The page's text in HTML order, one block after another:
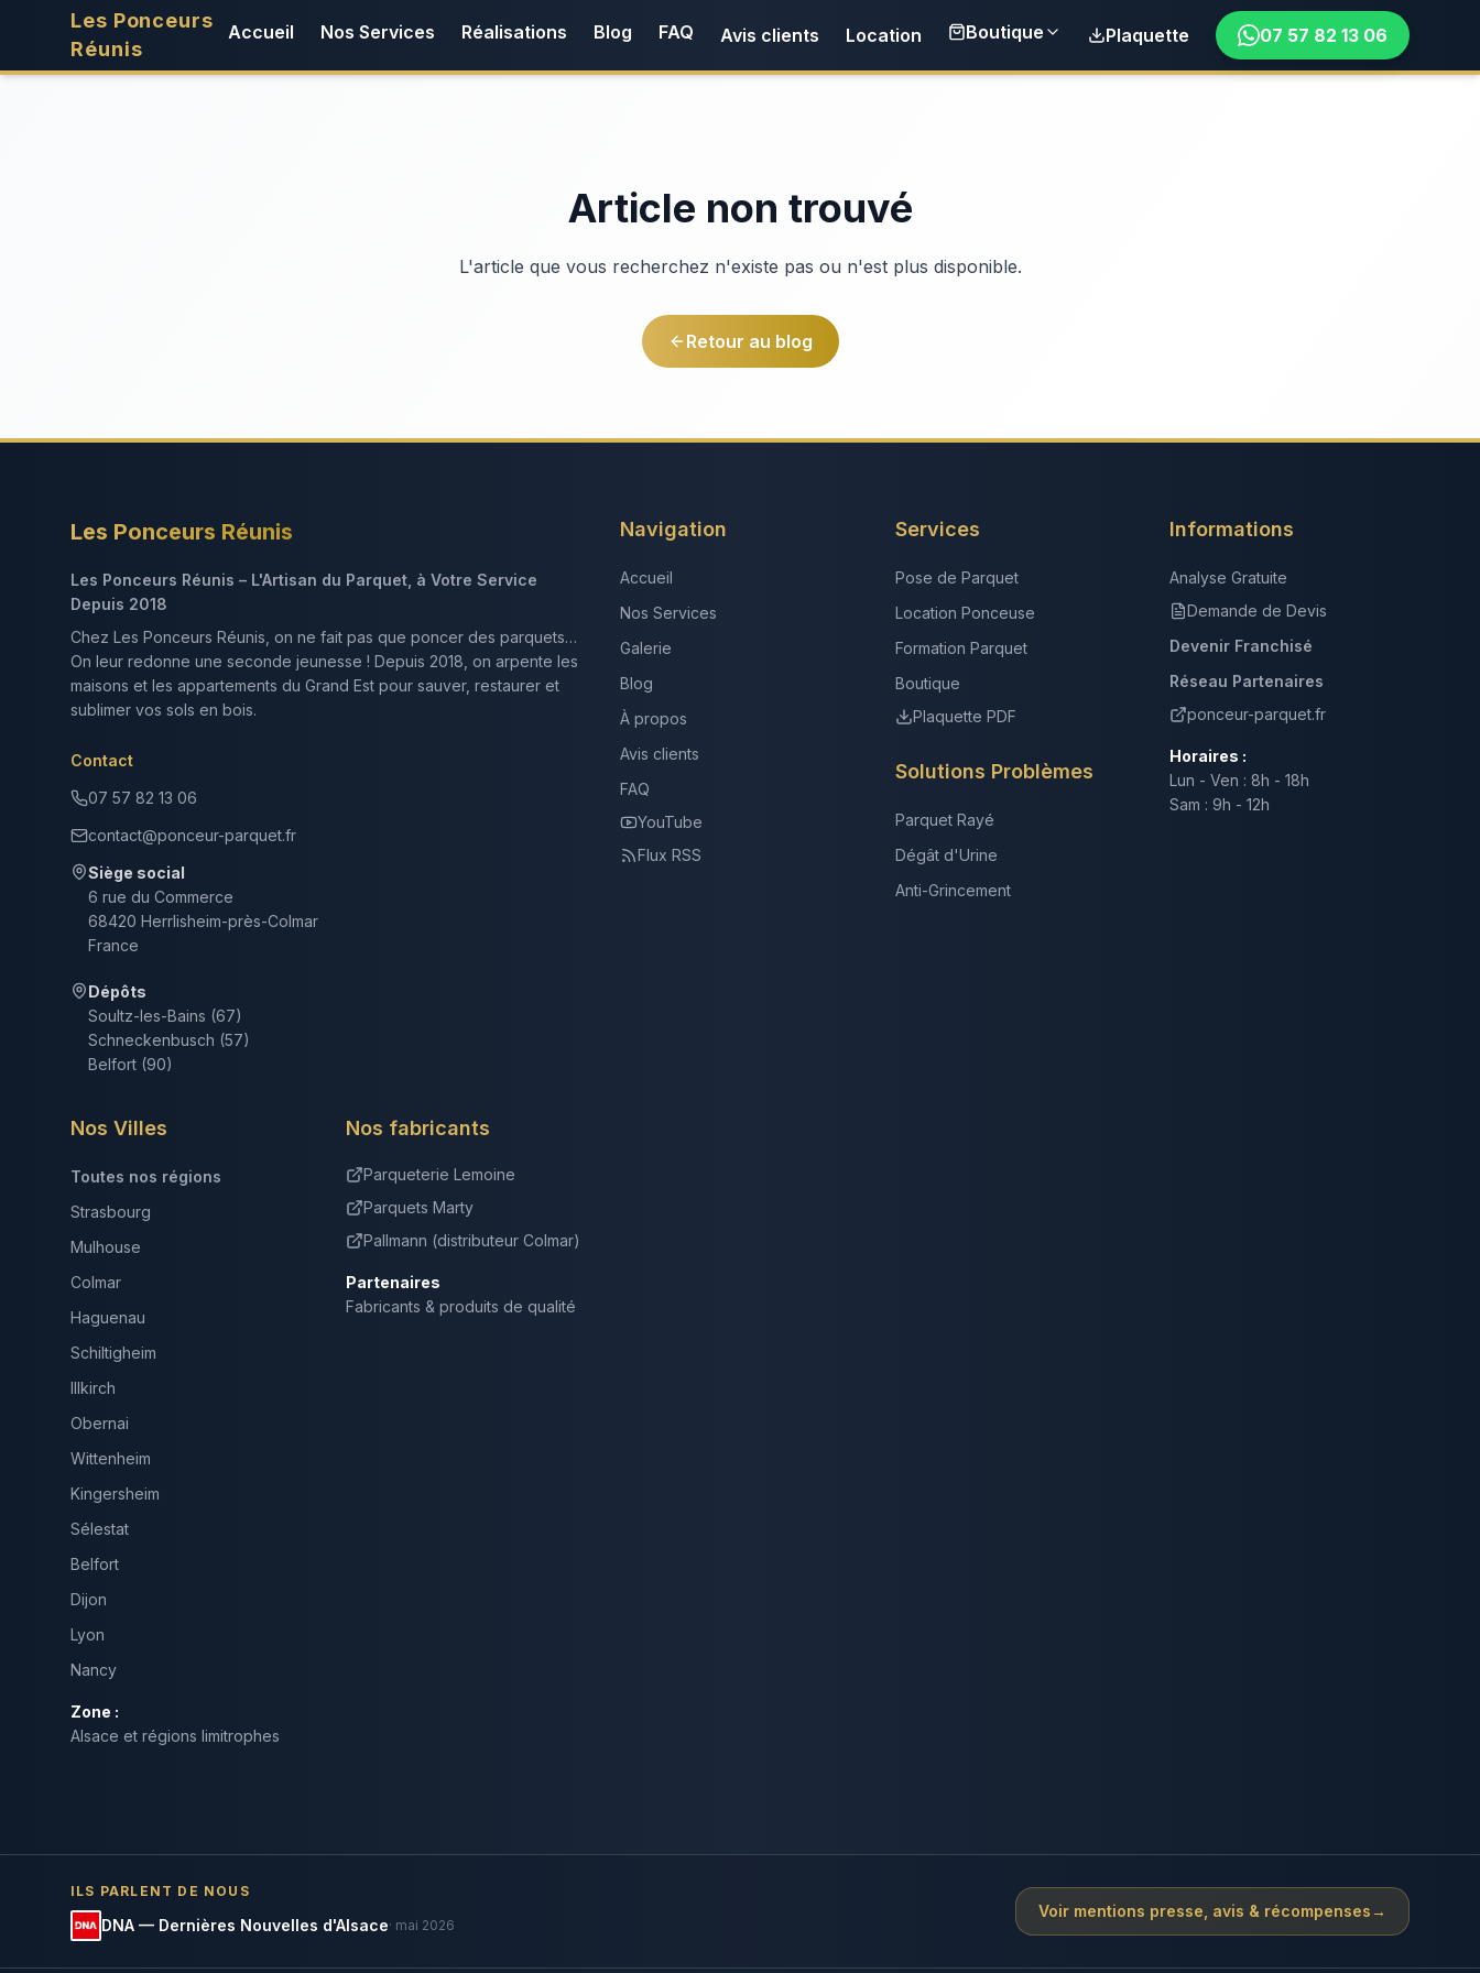
Les Ponceurs
Réunis
Accueil Nos Services Réalisations Blog FAQ Avis clients Location Boutique Plaquette 07 57 82 13 06
Article non trouvé
L'article que vous recherchez n'existe pas ou n'est plus disponible.
Retour au blog
Les Ponceurs Réunis
Les Ponceurs Réunis – L'Artisan du Parquet, à Votre Service
Depuis 2018
Chez Les Ponceurs Réunis, on ne fait pas que poncer des parquets…
On leur redonne une seconde jeunesse ! Depuis 2018, on arpente les
maisons et les appartements du Grand Est pour sauver, restaurer et
sublimer vos sols en bois.
Contact
07 57 82 13 06
contact@ponceur-parquet.fr
Siège social
6 rue du Commerce
68420 Herrlisheim-près-Colmar
France
Dépôts
Soultz-les-Bains (67)
Schneckenbusch (57)
Belfort (90)
Navigation
Accueil
Nos Services
Galerie
Blog
À propos
Avis clients
FAQ
YouTube
Flux RSS
Services
Pose de Parquet
Location Ponceuse
Formation Parquet
Boutique
Plaquette PDF
Solutions Problèmes
Parquet Rayé
Dégât d'Urine
Anti-Grincement
Informations
Analyse Gratuite
Demande de Devis
Devenir Franchisé
Réseau Partenaires
ponceur-parquet.fr
Horaires :
Lun - Ven : 8h - 18h
Sam : 9h - 12h
Nos Villes
Toutes nos régions
Strasbourg
Mulhouse
Colmar
Haguenau
Schiltigheim
Illkirch
Obernai
Wittenheim
Kingersheim
Sélestat
Belfort
Dijon
Lyon
Nancy
Zone :
Alsace et régions limitrophes
Nos fabricants
Parqueterie Lemoine
Parquets Marty
Pallmann (distributeur Colmar)
Partenaires
Fabricants & produits de qualité
ILS PARLENT DE NOUS
DNA — Dernières Nouvelles d'Alsace· mai 2026
Voir mentions presse, avis & récompenses→